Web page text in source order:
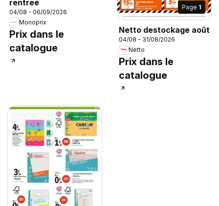
rentree
04/08 - 06/09/2026
Monoprix
Prix dans le
catalogue
Page 1
Netto destockage août
04/08 - 31/08/2026
Netto
Prix dans le
catalogue